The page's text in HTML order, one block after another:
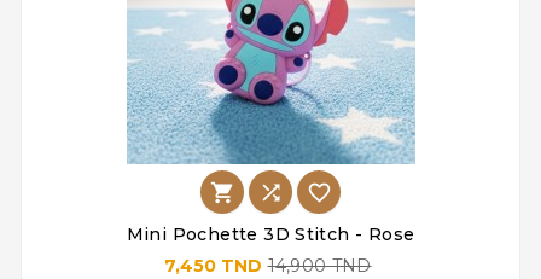
  
Mini Pochette 3D Stitch - Rose
7,450 TND 14,900 TND